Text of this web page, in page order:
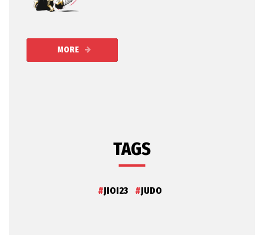
MORE
TAGS
JIOI23 JUDO